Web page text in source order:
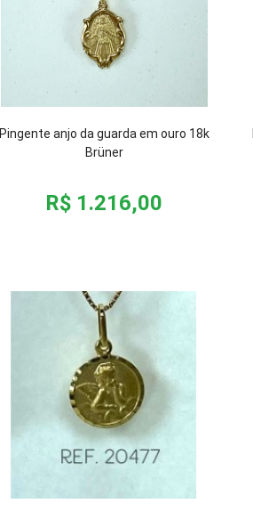
Pingente anjo da guarda em ouro 18k
Brüner
R$ 1.216,00